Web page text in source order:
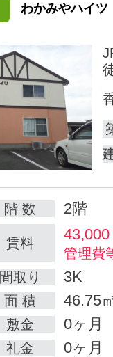
わかみやハイツ
階 数 2階
賃料 43,000
管理費
間取り
3K
面 積 46.75
敷金 0ヶ月
礼金 0ヶ月